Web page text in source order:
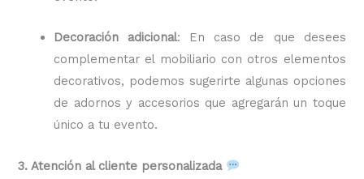
Decoración adicional: En caso de que desees
complementar el mobiliario con otros elementos
decorativos, podemos sugerirte algunas opciones
de adornos y accesorios que agregarán un toque
único a tu evento.
3. Atención al cliente personalizada